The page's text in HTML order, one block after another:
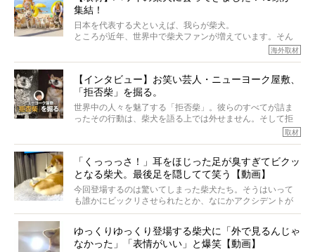
なりにくい、とは言えないような気もするのです。
実際に「病気にならない」などということはないし、飼い
主はそのためにやるべきことがある。
今回は、柴犬に関わる方たちすべてに読んで欲しい、ある
ご本人からのレポートは、愛情たっぷりで示唆に富んだ物
語でした。
※文章はご本人の了承を得て編集しています
※画像はすべてイメージです
※この記事は個人の感想であり、効果・効能を示すものではありません
集結！
日本を代表する犬といえば、我らが柴犬。
ところが近年、世界中で柴犬ファンが増えています。そん
な中「柴犬ライフ」が目をつけたのは、南の楽園ハワイ。
柴犬オーナーが多く、定期的にオフ会まで開催されている
そんな噂を聞きつけ、今回はハワイの柴犬たちを取材して
きました！
海外取材
【インタビュー】お笑い芸人・ニューヨーク屋敷、
「拒否柴」を掘る。
世界中の人々を魅了する「拒否柴」。彼らのすべてが詰ま
ったその行動は、柴犬を語る上では外せません。そして拒
否柴がここまで話題になるのは、“映える”ことも理由のひと
がるのでしょうか。
最近版画製作を始めた、お笑いコンビ「ニューヨーク」の
屋敷裕政さんに、拒否柴を掘っていただきました！ イン
タビューと合わせてご覧ください。
取材
「くっっっさ！」耳をほじった足が臭すぎてビクッ
となる柴犬。最後足を隠してて笑う【動画】
今回登場するのは驚いてしまった柴犬たち。そうはいって
も誰かにビックリさせられたとか、なにかアクシデントが
起きたとか、そういうことが原因ではありません。全ての
ゆっくりゆっくり登場する柴犬に「外で見るんじゃ
なかった」「表情がいい」と爆笑【動画】